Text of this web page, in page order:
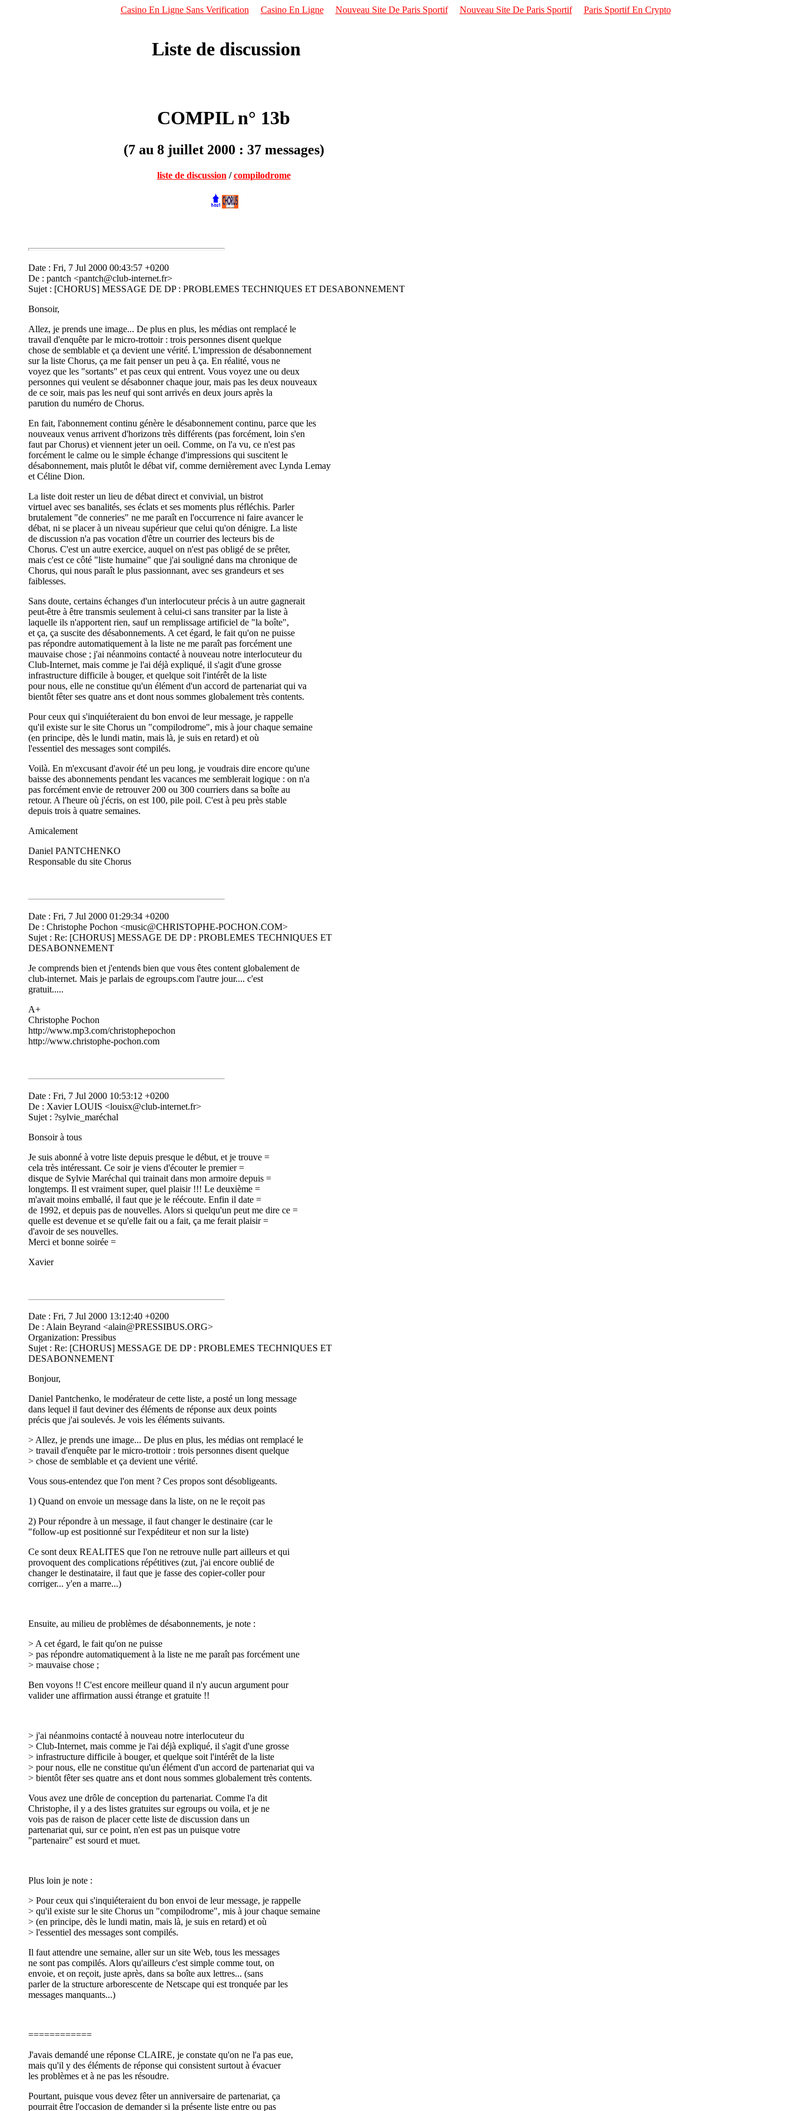
Casino En Ligne Sans Verification Casino En Ligne Nouveau Site De Paris Sportif Nouveau Site De Paris Sportif Paris Sportif En Crypto
Liste de discussion
COMPIL n° 13b
(7 au 8 juillet 2000 : 37 messages)
liste de discussion /compilodrome
Date : Fri, 7 Jul 2000 00:43:57 +0200
De : pantch <pantch@club-internet.fr>
Sujet : [CHORUS] MESSAGE DE DP : PROBLEMES TECHNIQUES ET DESABONNEMENT
Bonsoir,
Allez, je prends une image... De plus en plus, les médias ont remplacé le
travail d'enquête par le micro-trottoir : trois personnes disent quelque
chose de semblable et ça devient une vérité. L'impression de désabonnement
sur la liste Chorus, ça me fait penser un peu à ça. En réalité, vous ne
voyez que les "sortants" et pas ceux qui entrent. Vous voyez une ou deux
personnes qui veulent se désabonner chaque jour, mais pas les deux nouveaux
de ce soir, mais pas les neuf qui sont arrivés en deux jours après la
parution du numéro de Chorus.
En fait, l'abonnement continu génère le désabonnement continu, parce que les
nouveaux venus arrivent d'horizons très différents (pas forcément, loin s'en
faut par Chorus) et viennent jeter un oeil. Comme, on l'a vu, ce n'est pas
forcément le calme ou le simple échange d'impressions qui suscitent le
désabonnement, mais plutôt le débat vif, comme dernièrement avec Lynda Lemay
et Céline Dion.
La liste doit rester un lieu de débat direct et convivial, un bistrot
virtuel avec ses banalités, ses éclats et ses moments plus réfléchis. Parler
brutalement "de conneries" ne me paraît en l'occurrence ni faire avancer le
débat, ni se placer à un niveau supérieur que celui qu'on dénigre. La liste
de discussion n'a pas vocation d'être un courrier des lecteurs bis de
Chorus. C'est un autre exercice, auquel on n'est pas obligé de se prêter,
mais c'est ce côté "liste humaine" que j'ai souligné dans ma chronique de
Chorus, qui nous paraît le plus passionnant, avec ses grandeurs et ses
faiblesses.
Sans doute, certains échanges d'un interlocuteur précis à un autre gagnerait
peut-être à être transmis seulement à celui-ci sans transiter par la liste à
laquelle ils n'apportent rien, sauf un remplissage artificiel de "la boîte",
et ça, ça suscite des désabonnements. A cet égard, le fait qu'on ne puisse
pas répondre automatiquement à la liste ne me paraît pas forcément une
mauvaise chose ; j'ai néanmoins contacté à nouveau notre interlocuteur du
Club-Internet, mais comme je l'ai déjà expliqué, il s'agit d'une grosse
infrastructure difficile à bouger, et quelque soit l'intérêt de la liste
pour nous, elle ne constitue qu'un élément d'un accord de partenariat qui va
bientôt fêter ses quatre ans et dont nous sommes globalement très contents.
Pour ceux qui s'inquiéteraient du bon envoi de leur message, je rappelle
qu'il existe sur le site Chorus un "compilodrome", mis à jour chaque semaine
(en principe, dès le lundi matin, mais là, je suis en retard) et où
l'essentiel des messages sont compilés.
Voilà. En m'excusant d'avoir été un peu long, je voudrais dire encore qu'une
baisse des abonnements pendant les vacances me semblerait logique : on n'a
pas forcément envie de retrouver 200 ou 300 courriers dans sa boîte au
retour. A l'heure où j'écris, on est 100, pile poil. C'est à peu près stable
depuis trois à quatre semaines.
Amicalement
Daniel PANTCHENKO
Responsable du site Chorus
Date : Fri, 7 Jul 2000 01:29:34 +0200
De : Christophe Pochon <music@CHRISTOPHE-POCHON.COM>
Sujet : Re: [CHORUS] MESSAGE DE DP : PROBLEMES TECHNIQUES ET
DESABONNEMENT
Je comprends bien et j'entends bien que vous êtes content globalement de
club-internet. Mais je parlais de egroups.com l'autre jour.... c'est
gratuit.....
A+
Christophe Pochon
http://www.mp3.com/christophepochon
http://www.christophe-pochon.com
Date : Fri, 7 Jul 2000 10:53:12 +0200
De : Xavier LOUIS <louisx@club-internet.fr>
Sujet : ?sylvie_maréchal
Bonsoir à tous
Je suis abonné à votre liste depuis presque le début, et je trouve =
cela très intéressant. Ce soir je viens d'écouter le premier =
disque de Sylvie Maréchal qui trainait dans mon armoire depuis =
longtemps. Il est vraiment super, quel plaisir !!! Le deuxième =
m'avait moins emballé, il faut que je le réécoute. Enfin il date =
de 1992, et depuis pas de nouvelles. Alors si quelqu'un peut me dire ce =
quelle est devenue et se qu'elle fait ou a fait, ça me ferait plaisir =
d'avoir de ses nouvelles.
Merci et bonne soirée =
Xavier
Date : Fri, 7 Jul 2000 13:12:40 +0200
De : Alain Beyrand <alain@PRESSIBUS.ORG>
Organization: Pressibus
Sujet : Re: [CHORUS] MESSAGE DE DP : PROBLEMES TECHNIQUES ET
DESABONNEMENT
Bonjour,
Daniel Pantchenko, le modérateur de cette liste, a posté un long message
dans lequel il faut deviner des éléments de réponse aux deux points
précis que j'ai soulevés. Je vois les éléments suivants.
> Allez, je prends une image... De plus en plus, les médias ont remplacé le
> travail d'enquête par le micro-trottoir : trois personnes disent quelque
> chose de semblable et ça devient une vérité.
Vous sous-entendez que l'on ment ? Ces propos sont désobligeants.
1) Quand on envoie un message dans la liste, on ne le reçoit pas
2) Pour répondre à un message, il faut changer le destinaire (car le
"follow-up est positionné sur l'expéditeur et non sur la liste)
Ce sont deux REALITES que l'on ne retrouve nulle part ailleurs et qui
provoquent des complications répétitives (zut, j'ai encore oublié de
changer le destinataire, il faut que je fasse des copier-coller pour
corriger... y'en a marre...)
Ensuite, au milieu de problèmes de désabonnements, je note :
> A cet égard, le fait qu'on ne puisse
> pas répondre automatiquement à la liste ne me paraît pas forcément une
> mauvaise chose ;
Ben voyons !! C'est encore meilleur quand il n'y aucun argument pour
valider une affirmation aussi étrange et gratuite !!
> j'ai néanmoins contacté à nouveau notre interlocuteur du
> Club-Internet, mais comme je l'ai déjà expliqué, il s'agit d'une grosse
> infrastructure difficile à bouger, et quelque soit l'intérêt de la liste
> pour nous, elle ne constitue qu'un élément d'un accord de partenariat qui va
> bientôt fêter ses quatre ans et dont nous sommes globalement très contents.
Vous avez une drôle de conception du partenariat. Comme l'a dit
Christophe, il y a des listes gratuites sur egroups ou voila, et je ne
vois pas de raison de placer cette liste de discussion dans un
partenariat qui, sur ce point, n'en est pas un puisque votre
"partenaire" est sourd et muet.
Plus loin je note :
> Pour ceux qui s'inquiéteraient du bon envoi de leur message, je rappelle
> qu'il existe sur le site Chorus un "compilodrome", mis à jour chaque semaine
> (en principe, dès le lundi matin, mais là, je suis en retard) et où
> l'essentiel des messages sont compilés.
Il faut attendre une semaine, aller sur un site Web, tous les messages
ne sont pas compilés. Alors qu'ailleurs c'est simple comme tout, on
envoie, et on reçoit, juste après, dans sa boîte aux lettres... (sans
parler de la structure arborescente de Netscape qui est tronquée par les
messages manquants...)
============
J'avais demandé une réponse CLAIRE, je constate qu'on ne l'a pas eue,
mais qu'il y des éléments de réponse qui consistent surtout à évacuer
les problèmes et à ne pas les résoudre.
Pourtant, puisque vous devez fêter un anniversaire de partenariat, ça
pourrait être l'occasion de demander si la présente liste entre ou pas